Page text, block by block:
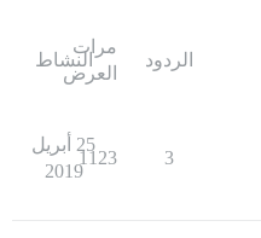
الردود
مرات
العرض
النشاط
3
1123
25 أبريل
2019